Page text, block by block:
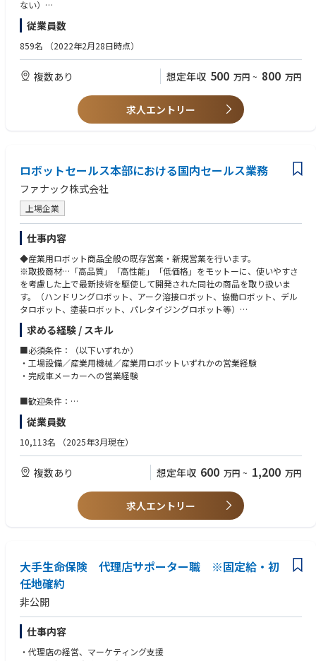
【エンゲージメント ウェルビーイング（心身の健全性／幸福の向上）】
精神的な健康、経済的な健康、身体的な健康、社会的な健康の維持向上を
サポートする体制が整備されております。
産業医面談、ストレスチェックサーベイ、持株購入、老後の資産形成に役
立つ投資セミナー、各種健康診断、リモート懇親会、オンラインサーク
ル、計画的な有給休暇取得の奨励 等々
■当ポジションの魅力：
・社会貢献性の高いジンマー・バイオメット社製品（8秒毎に世界中の患
者さんがジンマー・バイオメット製品を利用しています）に対して専門的
な知識を活かして高いクオリティで修理／メンテナンスした製品はその先
にいらっしゃる患者様へ最適な医療を提供することへ繋がります。
した直行直帰スタイルのことで「少しでも早く病院に駆けつけ、そして少
しでも長く医師のサポートをできるように」というコンセプトの元、始ま
りました。エリア毎に週1回のペースでミーティングを行いますし(エリア
により差異あり)、社内イントラネットから学術文献などのナレッジが共有
可能のため、直行直帰に不安な方でも安心していただけます。
3）未経験から活躍できる充実したサポート制度がございます。教材を使
用した座学、先輩社員の同行を中心としたOJT等、一人立ち出来るスケジ
節の製品）と②Extremities & Sports Medicine（人工関節の肩と肘の製
品、及びスポーツ整形関連の製品）Trauma（骨折治療材）・に分かれて
います。
■魅力：
・ジンマー・バイオメット社は、整形外科領域ではトップクラスの会社
で、整形のドクターで知らない人はほとんどいません。
・整形外科分野は高齢化によりもっとも伸びる市場の一つです。製品力・
製品数がありますのでドクターとの信頼関係も構築しやすいです。また、
今まで歩けなかった方が、実際に自分の売った製品で、歩けるようになる
といった目に見えるやりがいを感じることもできる、非常に社会貢献度の
高い営業職になります。
■担当エリア
希望考慮
ない）
・大学卒業以上
従業員数
859名 （2022年2月28日時点）
複数あり 想定年収 500 万円 ~ 800 万円
求人エントリー
ロボットセールス本部における国内セールス業務
ファナック株式会社
上場企業
仕事内容
◆産業用ロボット商品全般の既存営業・新規営業を行います。
※取扱商材…「高品質」「高性能」「低価格」をモットーに、使いやすさ
を考慮した上で最新技術を駆使して開発された同社の商品を取り扱いま
す。（ハンドリングロボット、アーク溶接ロボット、協働ロボット、デル
タロボット、塗装ロボット、パレタイジングロボット等）
◆職務の特徴
・研修を通じて、基本的な知識等を身に付けていきます。
・新規営業の際は、顧客からの紹介や展示会での来客、HPからの問い合わ
せ等を通じて新規顧客を獲得していきます。
また、既存営業として、大手自動車メーカー／サプライヤーを担当した際
他の一般企業を担当した際は、商社に対して代理店営業として営業活動を
等に関する業務を担当します。
求める経験 / スキル
■必須条件：（以下いずれか）
・工場設備／産業用機械／産業用ロボットいずれかの営業経験
・完成車メーカーへの営業経験
■歓迎条件：
・ロボットに関する営業経験をお持ちの方
・FA機器業界への営業経験
・ロボットもしくはFA機器の知見をお持ちの方
従業員数
10,113名 （2025年3月現在）
複数あり 想定年収 600 万円 ~ 1,200 万円
求人エントリー
大手生命保険 代理店サポーター職 ※固定給・初
任地確約
非公開
仕事内容
・代理店の経営、マーケティング支援